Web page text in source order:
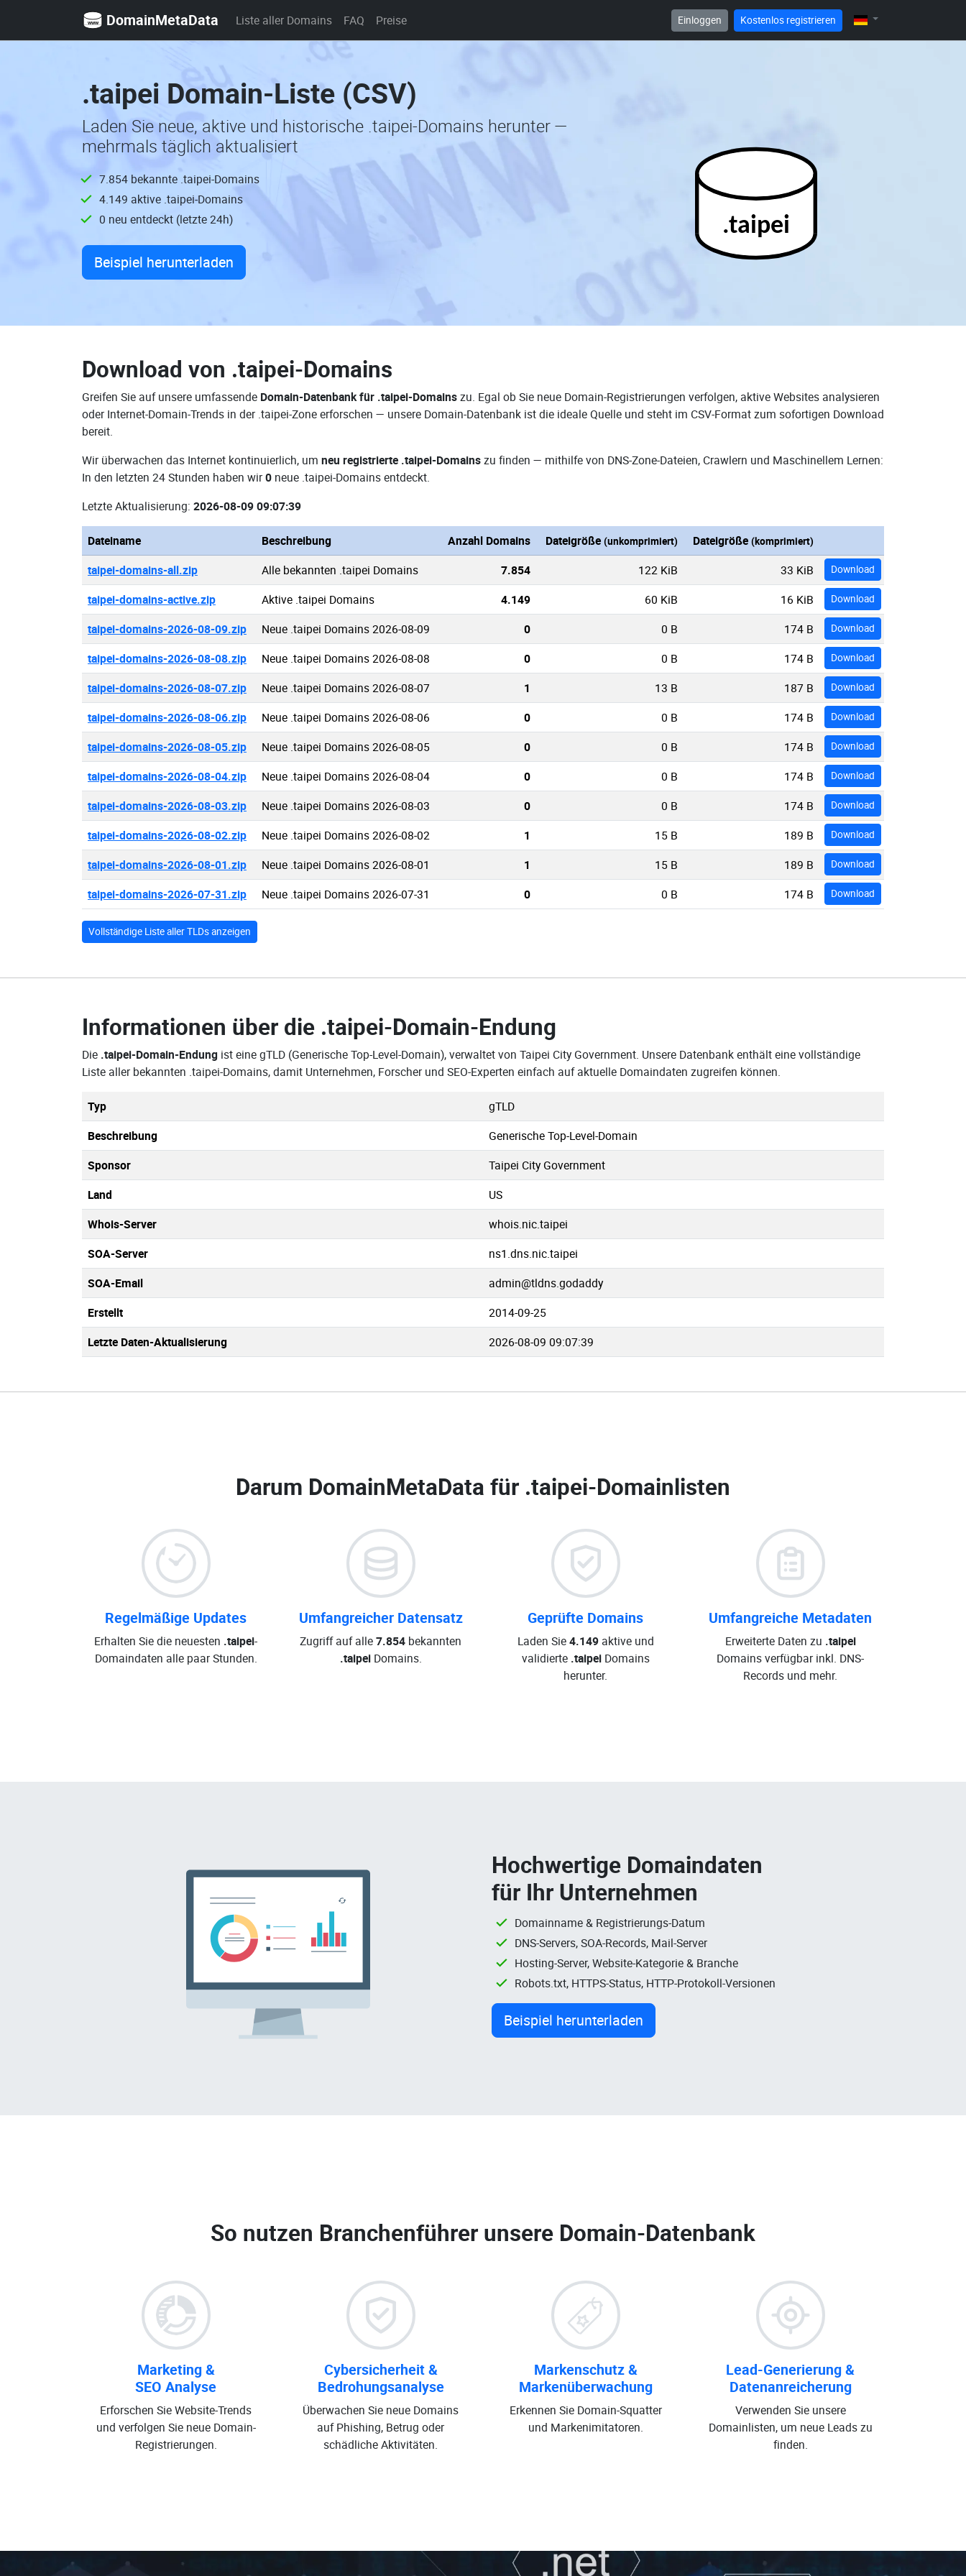
DomainMetaData Liste aller Domains FAQ Preise Einloggen Kostenlos registrieren
.taipei Domain-Liste (CSV)
Laden Sie neue, aktive und historische .taipei-Domains herunter —
mehrmals täglich aktualisiert
7.854 bekannte .taipei-Domains
4.149 aktive .taipei-Domains
0 neu entdeckt (letzte 24h)
Beispiel herunterladen
.taipei
Download von .taipei-Domains
Greifen Sie auf unsere umfassende Domain-Datenbank für .taipei-Domainszu. Egal ob Sie neue Domain-Registrierungen verfolgen, aktive Websites analysieren
oder Internet-Domain-Trends in der .taipei-Zone erforschen — unsere Domain-Datenbank ist die ideale Quelle und steht im CSV-Format zum sofortigen Download
bereit.
Wir überwachen das Internet kontinuierlich, um neu registrierte .taipei-Domainszu finden — mithilfe von DNS-Zone-Dateien, Crawlern und Maschinellem Lernen:
In den letzten 24 Stunden haben wir0 neue .taipei-Domains entdeckt.
Letzte Aktualisierung: 2026-08-09 09:07:39
Dateiname Beschreibung Anzahl Domains Dateigröße (unkomprimiert) Dateigröße (komprimiert)
taipei-domains-all.zip Alle bekannten .taipei Domains 7.854 122 KiB 33 KiB Download
taipei-domains-active.zip Aktive .taipei Domains 4.149 60 KiB 16 KiB Download
taipei-domains-2026-08-09.zip Neue .taipei Domains 2026-08-09 0 0 B 174 B Download
taipei-domains-2026-08-08.zip Neue .taipei Domains 2026-08-08 0 0 B 174 B Download
taipei-domains-2026-08-07.zip Neue .taipei Domains 2026-08-07 1 13 B 187 B Download
taipei-domains-2026-08-06.zip Neue .taipei Domains 2026-08-06 0 0 B 174 B Download
taipei-domains-2026-08-05.zip Neue .taipei Domains 2026-08-05 0 0 B 174 B Download
taipei-domains-2026-08-04.zip Neue .taipei Domains 2026-08-04 0 0 B 174 B Download
taipei-domains-2026-08-03.zip Neue .taipei Domains 2026-08-03 0 0 B 174 B Download
taipei-domains-2026-08-02.zip Neue .taipei Domains 2026-08-02 1 15 B 189 B Download
taipei-domains-2026-08-01.zip Neue .taipei Domains 2026-08-01 1 15 B 189 B Download
taipei-domains-2026-07-31.zip Neue .taipei Domains 2026-07-31 0 0 B 174 B Download
Vollständige Liste aller TLDs anzeigen
Informationen über die .taipei-Domain-Endung
Die .taipei-Domain-Endung ist eine gTLD (Generische Top-Level-Domain), verwaltet von Taipei City Government. Unsere Datenbank enthält eine vollständige
Liste aller bekannten .taipei-Domains, damit Unternehmen, Forscher und SEO-Experten einfach auf aktuelle Domaindaten zugreifen können.
Typ
gTLD
Beschreibung
Generische Top-Level-Domain
Sponsor
Taipei City Government
Land
US
Whois-Server
whois.nic.taipei
SOA-Server
ns1.dns.nic.taipei
SOA-Email
admin@tldns.godaddy
Erstellt
2014-09-25
Letzte Daten-Aktualisierung
2026-08-09 09:07:39
Darum DomainMetaData für .taipei-Domainlisten
Regelmäßige Updates
Erhalten Sie die neuesten .taipei-
Domaindaten alle paar Stunden.
Umfangreicher Datensatz
Zugriff auf alle7.854 bekannten
.taipeiDomains.
Geprüfte Domains
Laden Sie4.149aktive und
validierte .taipeiDomains
herunter.
Umfangreiche Metadaten
Erweiterte Daten zu .taipei
Domains verfügbar inkl. DNS-
Records und mehr.
Hochwertige Domaindaten
für Ihr Unternehmen
Domainname & Registrierungs-Datum
DNS-Servers, SOA-Records, Mail-Server
Hosting-Server, Website-Kategorie & Branche
Robots.txt, HTTPS-Status, HTTP-Protokoll-Versionen
Beispiel herunterladen
So nutzen Branchenführer unsere Domain-Datenbank
Marketing &
SEO Analyse
Erforschen Sie Website-Trends
und verfolgen Sie neue Domain-
Registrierungen.
Cybersicherheit &
Bedrohungsanalyse
Überwachen Sie neue Domains
auf Phishing, Betrug oder
schädliche Aktivitäten.
Markenschutz &
Markenüberwachung
Erkennen Sie Domain-Squatter
und Markenimitatoren.
Lead-Generierung &
Datenanreicherung
Verwenden Sie unsere
Domainlisten, um neue Leads zu
finden.